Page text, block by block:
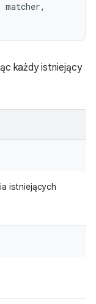
matcher,
każdy istniejący
istniejących